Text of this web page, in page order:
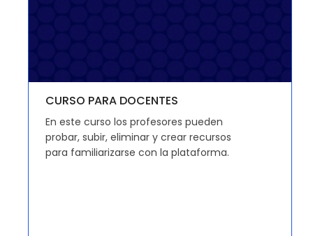
CURSO PARA DOCENTES
En este curso los profesores pueden
probar, subir, eliminar y crear recursos
para familiarizarse con la plataforma.